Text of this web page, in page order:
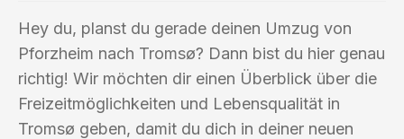
Hey du, planst du gerade deinen Umzug von
Pforzheim nach Tromsø? Dann bist du hier genau
richtig! Wir möchten dir einen Überblick über die
Freizeitmöglichkeiten und Lebensqualität in
Tromsø geben, damit du dich in deiner neuen